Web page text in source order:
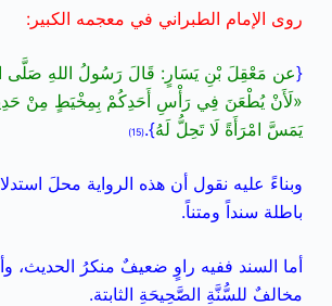
روى الإمام الطبراني في معجمه الكبير:
{عن مَعْقِلَ بْنِ يَسَارٍ: قَالَ رَسُولُ اللهِ صَلَّى
«لَأَنْ يُطْعَنَ فِي رَأْسِ أَحَدِكُمْ بِمِخْيَطٍ مِنْ
يَمَسَّ امْرَأَةً لَا تَحِلُّ لَهُ}.
(15)
وبناءً عليه نقول أن هذه الرواية محلَ
باطلة سنداً ومتناً.
أما السند ففيه راوٍ ضعيفٌ منكرُ الحديث،
مخالفٌ للسُّنَّةِ الصَّحِيحَةِ الثابتة.